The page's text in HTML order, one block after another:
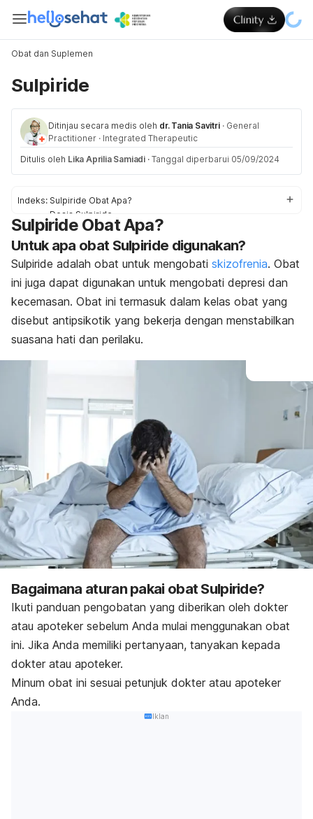
Obat dan Suplemen
Sulpiride
Ditinjau secara medis oleh dr. Tania Savitri · General
Practitioner · Integrated Therapeutic
Ditulis oleh Lika Aprilia Samiadi · Tanggal diperbarui 05/09/2024
Indeks: Sulpiride Obat Apa?
Dosis Sulpiride
Efek samping Sulpiride
Peringatan dan Perhatian Obat Sulpiride
Interaksi Obat Sulpiride
Sulpiride Obat Apa?
Untuk apa obat Sulpiride digunakan?
Sulpiride adalah obat untuk mengobati skizofrenia. Obat
ini juga dapat digunakan untuk mengobati depresi dan
kecemasan. Obat ini termasuk dalam kelas obat yang
disebut antipsikotik yang bekerja dengan menstabilkan
suasana hati dan perilaku.
Bagaimana aturan pakai obat Sulpiride?
Ikuti panduan pengobatan yang diberikan oleh dokter
atau apoteker sebelum Anda mulai menggunakan obat
ini. Jika Anda memiliki pertanyaan, tanyakan kepada
dokter atau apoteker.
Minum obat ini sesuai petunjuk dokter atau apoteker
Anda.
Iklan